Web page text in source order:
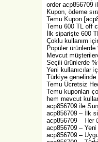
order acp856709
Kupon, ödeme
Temu Kupon
Temu 600 TL off
İlk siparişte 600
Çoklu kullanım
Popüler ürünlerde
Mevcut
Seçili ürünlerde
Yeni kullanıcılar
Türkiye genelinde
Temu Ücretsiz
Temu kuponları
hem mevcut
acp856709 ile
acp856709 – İlk
acp856709 – Her
acp856709 –
acp856709 –